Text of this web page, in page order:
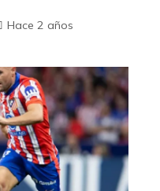
Hace 2 años